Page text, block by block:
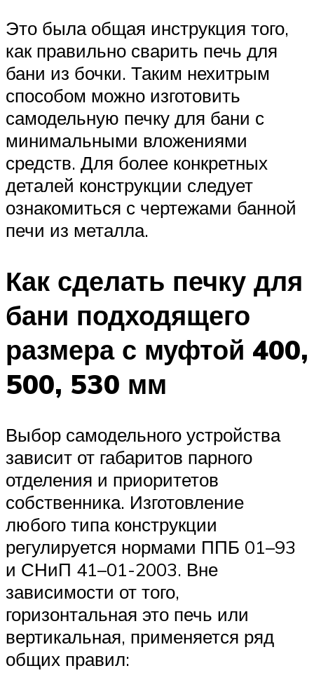
Это была общая инструкция того,
как правильно сварить печь для
бани из бочки. Таким нехитрым
способом можно изготовить
самодельную печку для бани с
минимальными вложениями
средств. Для более конкретных
деталей конструкции следует
ознакомиться с чертежами банной
печи из металла.
Как сделать печку для
бани подходящего
размера с муфтой 400,
500, 530 мм
Выбор самодельного устройства
зависит от габаритов парного
отделения и приоритетов
собственника. Изготовление
любого типа конструкции
регулируется нормами ППБ 01–93
и СНиП 41–01-2003. Вне
зависимости от того,
горизонтальная это печь или
вертикальная, применяется ряд
общих правил: